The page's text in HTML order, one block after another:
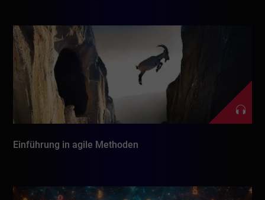
Einführung in agile Methoden